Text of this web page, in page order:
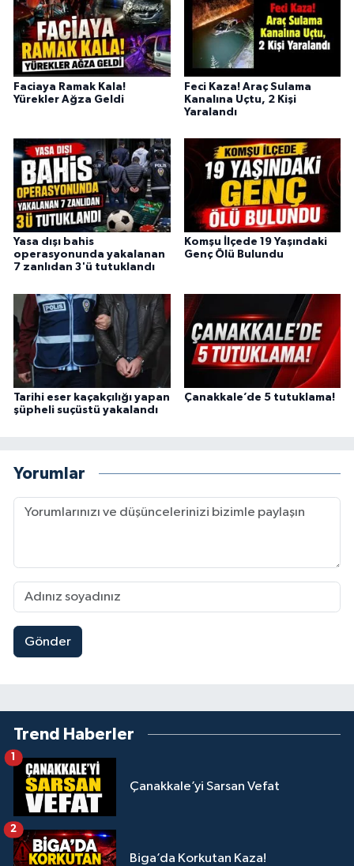
Faciaya Ramak Kala!
Yürekler Ağza Geldi
Feci Kaza! Araç Sulama
Kanalına Uçtu, 2 Kişi
Yaralandı
Yasa dışı bahis
operasyonunda yakalanan
7 zanlıdan 3'ü tutuklandı
Komşu İlçede 19 Yaşındaki
Genç Ölü Bulundu
Tarihi eser kaçakçılığı yapan
şüpheli suçüstü yakalandı
Çanakkale’de 5 tutuklama!
Yorumlar
Gönder
Trend Haberler
Çanakkale’yi Sarsan Vefat
1
Biga’da Korkutan Kaza!
2